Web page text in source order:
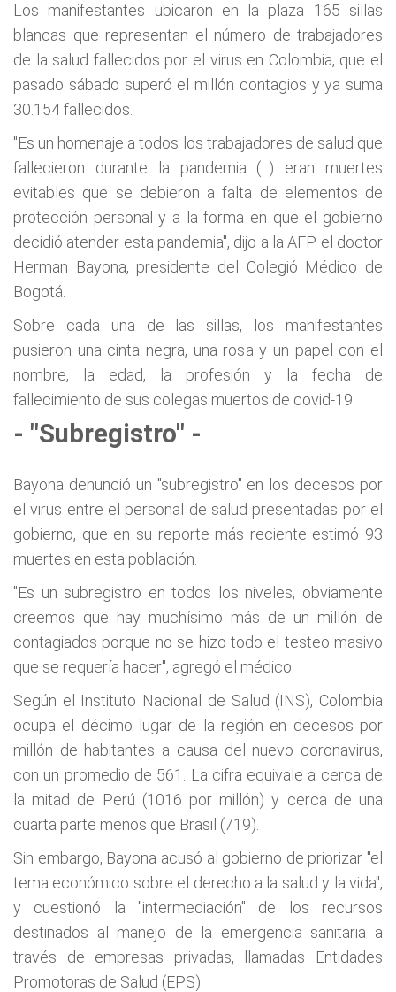
Los manifestantes ubicaron en la plaza 165 sillas
blancas que representan el número de trabajadores
de la salud fallecidos por el virus en Colombia, que el
pasado sábado superó el millón contagios y ya suma
30.154 fallecidos.
"Es un homenaje a todos los trabajadores de salud que
fallecieron durante la pandemia (...) eran muertes
evitables que se debieron a falta de elementos de
protección personal y a la forma en que el gobierno
decidió atender esta pandemia", dijo a la AFP el doctor
Herman Bayona, presidente del Colegió Médico de
Bogotá.
Sobre cada una de las sillas, los manifestantes
pusieron una cinta negra, una rosa y un papel con el
nombre, la edad, la profesión y la fecha de
fallecimiento de sus colegas muertos de covid-19.
- "Subregistro" -
Bayona denunció un "subregistro" en los decesos por
el virus entre el personal de salud presentadas por el
gobierno, que en su reporte más reciente estimó 93
muertes en esta población.
"Es un subregistro en todos los niveles, obviamente
creemos que hay muchísimo más de un millón de
contagiados porque no se hizo todo el testeo masivo
que se requería hacer", agregó el médico.
Según el Instituto Nacional de Salud (INS), Colombia
ocupa el décimo lugar de la región en decesos por
millón de habitantes a causa del nuevo coronavirus,
con un promedio de 561. La cifra equivale a cerca de
la mitad de Perú (1016 por millón) y cerca de una
cuarta parte menos que Brasil (719).
Sin embargo, Bayona acusó al gobierno de priorizar "el
tema económico sobre el derecho a la salud y la vida",
y cuestionó la "intermediación" de los recursos
destinados al manejo de la emergencia sanitaria a
través de empresas privadas, llamadas Entidades
Promotoras de Salud (EPS).